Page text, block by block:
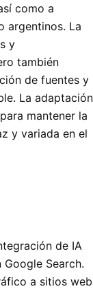
como a
argentinos. La
y
también
de fuentes y
La adaptación
mantener la
y variada en el
de IA
Search.
a sitios web